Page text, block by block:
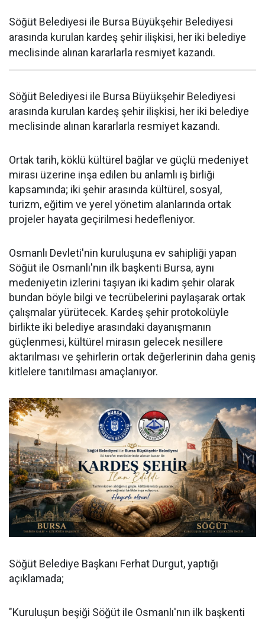
Söğüt Belediyesi ile Bursa Büyükşehir Belediyesi
arasında kurulan kardeş şehir ilişkisi, her iki belediye
meclisinde alınan kararlarla resmiyet kazandı.
Söğüt Belediyesi ile Bursa Büyükşehir Belediyesi
arasında kurulan kardeş şehir ilişkisi, her iki belediye
meclisinde alınan kararlarla resmiyet kazandı.
Ortak tarih, köklü kültürel bağlar ve güçlü medeniyet
mirası üzerine inşa edilen bu anlamlı iş birliği
kapsamında; iki şehir arasında kültürel, sosyal,
turizm, eğitim ve yerel yönetim alanlarında ortak
projeler hayata geçirilmesi hedefleniyor.
Osmanlı Devleti'nin kuruluşuna ev sahipliği yapan
Söğüt ile Osmanlı'nın ilk başkenti Bursa, aynı
medeniyetin izlerini taşıyan iki kadim şehir olarak
bundan böyle bilgi ve tecrübelerini paylaşarak ortak
çalışmalar yürütecek. Kardeş şehir protokolüyle
birlikte iki belediye arasındaki dayanışmanın
güçlenmesi, kültürel mirasın gelecek nesillere
aktarılması ve şehirlerin ortak değerlerinin daha geniş
kitlelere tanıtılması amaçlanıyor.
Söğüt Belediye Başkanı Ferhat Durgut, yaptığı
açıklamada;
"Kuruluşun beşiği Söğüt ile Osmanlı'nın ilk başkenti